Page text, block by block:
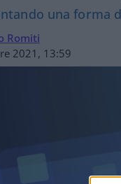
una forma
Romiti
2021, 13:59